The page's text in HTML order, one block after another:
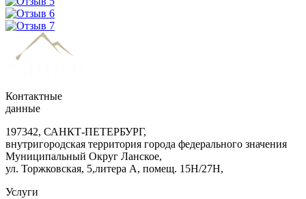
Контактные
данные
197342, САНКТ-ПЕТЕРБУРГ,
внутригородская территория города федерального значения
Муниципальный Округ Ланское,
ул. Торжковская, 5,литера А, помещ. 15Н/27Н,
Услуги